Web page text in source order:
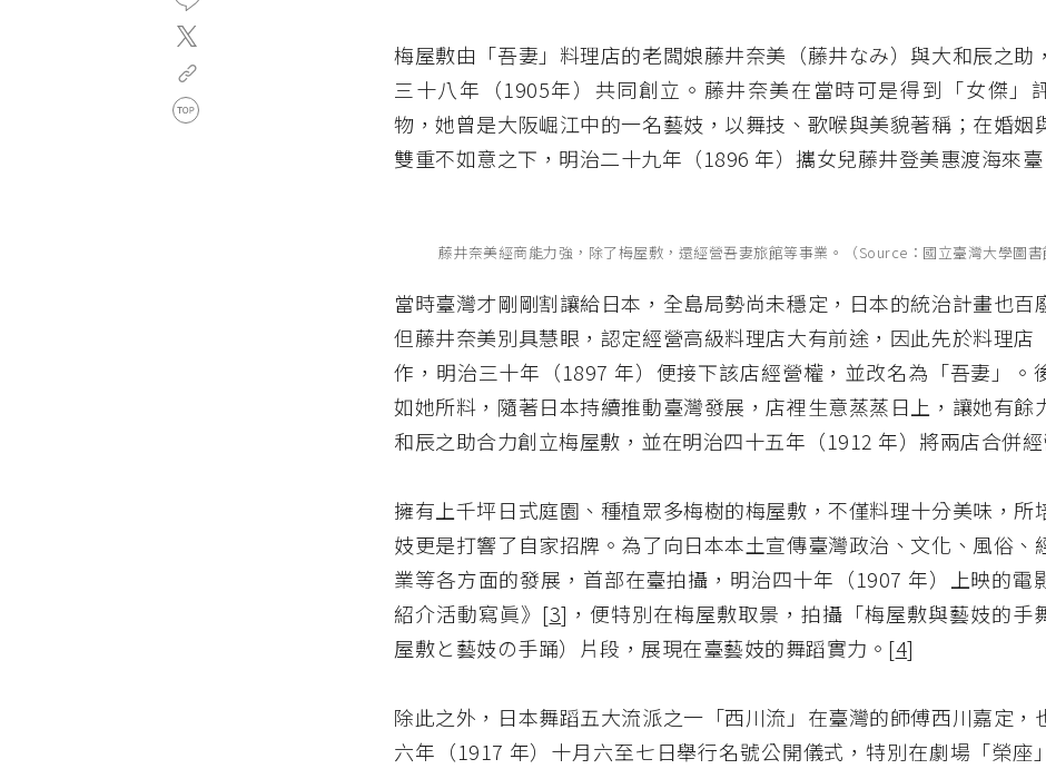
梅屋敷由「吾妻」料理店的老闆娘藤井奈美（藤井なみ）與大和辰之助
三十八年（1905年）共同創立。藤井奈美在當時可是得到「女傑」
物，她曾是大阪崛江中的一名藝妓，以舞技、歌喉與美貌著稱；在婚姻
雙重不如意之下，明治二十九年（1896 年）攜女兒藤井登美惠渡海來
藤井奈美經商能力強，除了梅屋敷，還經營吾妻旅館等事業。（Source：國立臺灣大學圖書
當時臺灣才剛剛割讓給日本，全島局勢尚未穩定，日本的統治計畫也百
但藤井奈美別具慧眼，認定經營高級料理店大有前途，因此先於料理店
作，明治三十年（1897 年）便接下該店經營權，並改名為「吾妻」。
如她所料，隨著日本持續推動臺灣發展，店裡生意蒸蒸日上，讓她有餘
和辰之助合力創立梅屋敷，並在明治四十五年（1912 年）將兩店合併
擁有上千坪日式庭園、種植眾多梅樹的梅屋敷，不僅料理十分美味，所
妓更是打響了自家招牌。為了向日本本土宣傳臺灣政治、文化、風俗、
業等各方面的發展，首部在臺拍攝，明治四十年（1907 年）上映的電
紹介活動寫眞》[3]，便特別在梅屋敷取景，拍攝「梅屋敷與藝妓的手
屋敷と藝妓の手踊）片段，展現在臺藝妓的舞蹈實力。[4]
除此之外，日本舞蹈五大流派之一「西川流」在臺灣的師傅西川嘉定，
六年（1917 年）十月六至七日舉行名號公開儀式，特別在劇場「榮座